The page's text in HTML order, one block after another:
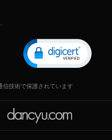
信技術で保護されています